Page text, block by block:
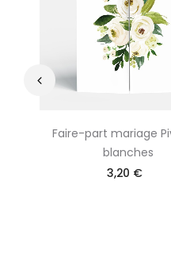
Faire-part mariage
blanches
3,20 €